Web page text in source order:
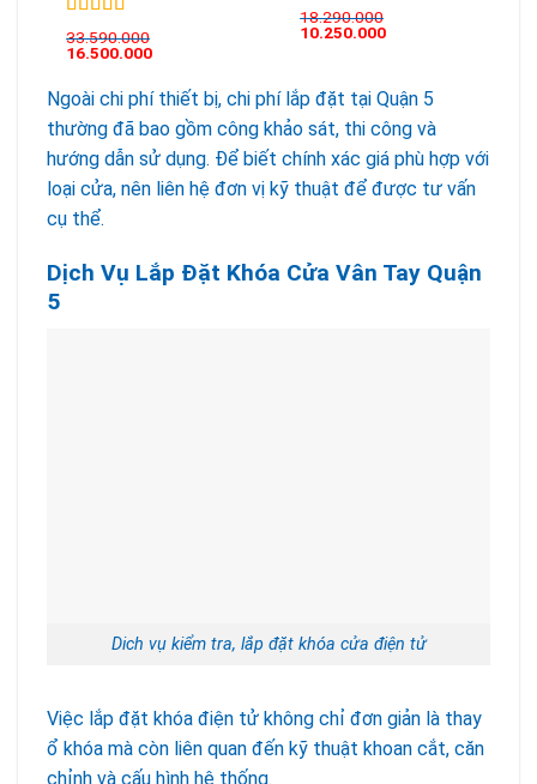
Được xếp
hạng5.005
33.590.000
16.500.000
Được xếp
hạng5.005
18.290.000
10.250.000
Ngoài chi phí thiết bị, chi phí lắp đặt tại Quận 5
thường đã bao gồm công khảo sát, thi công và
hướng dẫn sử dụng. Để biết chính xác giá phù hợp với
loại cửa, nên liên hệ đơn vị kỹ thuật để được tư vấn
cụ thể.
Dịch Vụ Lắp Đặt Khóa Cửa Vân Tay Quận
5
Dich vụ kiểm tra, lắp đặt khóa cửa điện tử
Việc lắp đặt khóa điện tử không chỉ đơn giản là thay
ổ khóa mà còn liên quan đến kỹ thuật khoan cắt, căn
chỉnh và cấu hình hệ thống.